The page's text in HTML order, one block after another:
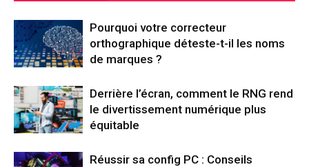
Pourquoi votre correcteur
orthographique déteste-t-il les noms
de marques ?
Derrière l’écran, comment le RNG rend
le divertissement numérique plus
équitable
Réussir sa config PC : Conseils